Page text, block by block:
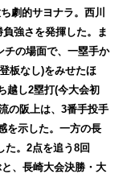
劇的サヨナラ。西川
強さを発揮した。ま
チの場面で、一塁手か
板なし)をみせたほ
越し2塁打(今大会初
の阪上は、3番手投手
を示した。一方の長
た。2点を追う8回
、長崎大会決勝・大